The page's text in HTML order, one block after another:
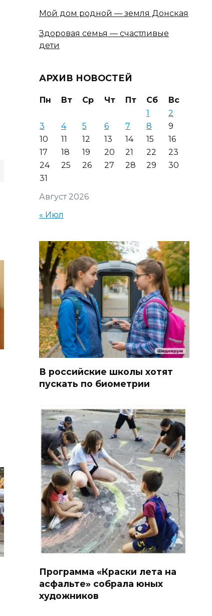
Мой дом родной — земля Донская
Здоровая семья — счастливые
дети
АРХИВ НОВОСТЕЙ
Август 2026
Пн Вт Ср Чт Пт Сб
Вс
1
2
3
4 5 6 7 8
9
10
11 12 13 14 15
16
17
18 19 20 21 22
23
24
25 26 27 28 29
30
31
« Июл
В российские школы хотят
пускать по биометрии
Программа «Краски лета на
асфальте» собрала юных
художников